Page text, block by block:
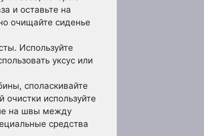
и оставьте на
очищайте сиденье
Используйте
уксус или
споласкивайте
используйте
на швы между
средства